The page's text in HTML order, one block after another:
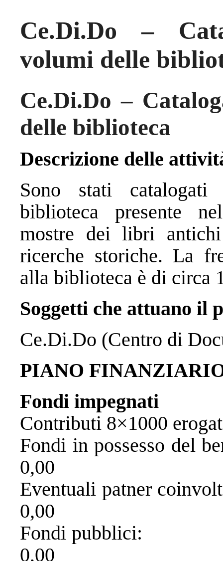
Ce.Di.Do –
volumi delle
Ce.Di.Do –
delle biblioteca
Descrizione delle
Sono stati
biblioteca presente
mostre dei libri
ricerche storiche. La
alla biblioteca è di circa
Soggetti che attuano il
Ce.Di.Do (Centro di
PIANO
Fondi impegnati
Contributi
Fondi in
0,00
Eventuali
0,00
Fondi
0,00